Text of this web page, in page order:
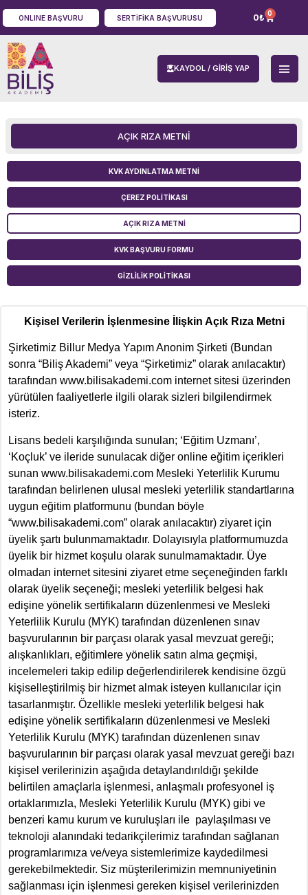
ONLINE BAŞVURU SERTIFIKA BAŞVURUSU 0₺ 0
KAYDOL / GIRIŞ YAP
AÇIK RIZA METNI
KVK AYDINLATMA METNI
ÇEREZ POLITIKASI
AÇIK RIZA METNI
KVK BAŞVURU FORMU
GIZLILIK POLITIKASI
Kişisel Verilerin İşlenmesine İlişkin Açık Rıza Metni
Şirketimiz Billur Medya Yapım Anonim Şirketi (Bundan
sonra “Biliş Akademi” veya “Şirketimiz” olarak anılacaktır)
tarafından www.bilisakademi.com internet sitesi üzerinden
yürütülen faaliyetlerle ilgili olarak sizleri bilgilendirmek
isteriz.
Lisans bedeli karşılığında sunulan; ‘Eğitim Uzmanı’,
‘Koçluk’ ve ileride sunulacak diğer online eğitim içerikleri
sunan www.bilisakademi.com Mesleki Yeterlilik Kurumu
tarafından belirlenen ulusal mesleki yeterlilik standartlarına
uygun eğitim platformunu (bundan böyle
“www.bilisakademi.com” olarak anılacaktır) ziyaret için
üyelik şartı bulunmamaktadır. Dolayısıyla platformumuzda
üyelik bir hizmet koşulu olarak sunulmamaktadır. Üye
olmadan internet sitesini ziyaret etme seçeneğinden farklı
olarak üyelik seçeneği; mesleki yeterlilik belgesi hak
edişine yönelik sertifikaların düzenlenmesi ve Mesleki
Yeterlilik Kurulu (MYK) tarafından düzenlenen sınav
başvurularının bir parçası olarak yasal mevzuat gereği;
alışkanlıkları, eğitimlere yönelik satın alma geçmişi,
incelemeleri takip edilip değerlendirilerek kendisine özgü
kişiselleştirilmiş bir hizmet almak isteyen kullanıcılar için
tasarlanmıştır. Özellikle mesleki yeterlilik belgesi hak
edişine yönelik sertifikaların düzenlenmesi ve Mesleki
Yeterlilik Kurulu (MYK) tarafından düzenlenen sınav
başvurularının bir parçası olarak yasal mevzuat gereği bazı
kişisel verilerinizin aşağıda detaylandırıldığı şekilde
belirtilen amaçlarla işlenmesi, anlaşmalı profesyonel iş
ortaklarımızla, Mesleki Yeterlilik Kurulu (MYK) gibi ve
benzeri kamu kurum ve kuruluşları ile paylaşılması ve
teknoloji alanındaki tedarikçilerimiz tarafından sağlanan
programlarımıza ve/veya sistemlerimize kaydedilmesi
gerekebilmektedir. Siz müşterilerimizin memnuniyetinin
sağlanması için işlenmesi gereken kişisel verilerinizden